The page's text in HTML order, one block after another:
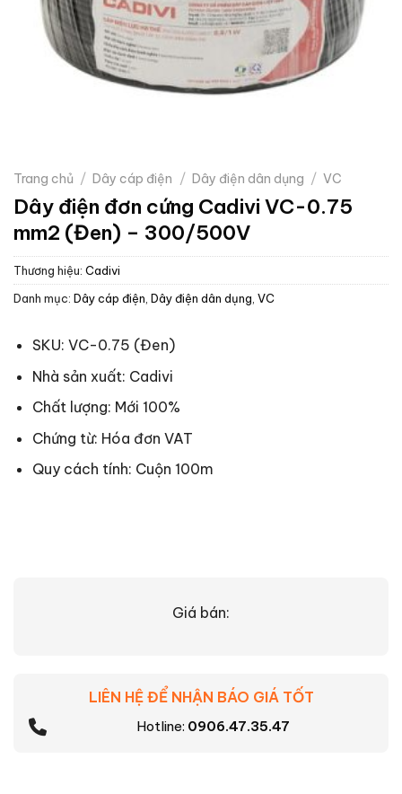
Trang chủ / Dây cáp điện / Dây điện dân dụng / VC
Dây điện đơn cứng Cadivi VC-0.75
mm2 (Đen) – 300/500V
Thương hiệu: Cadivi
Danh mục: Dây cáp điện Dây điện dân dụng VC
SKU: VC-0.75 (Đen)
Nhà sản xuất: Cadivi
Chất lượng: Mới 100%
Chứng từ: Hóa đơn VAT
Quy cách tính: Cuộn 100m
Giá bán:
LIÊN HỆ ĐỂ NHẬN BÁO GIÁ TỐT
Hotline: 0906.47.35.47